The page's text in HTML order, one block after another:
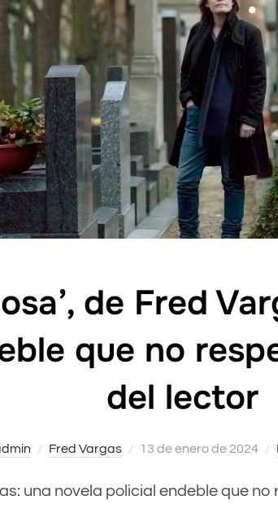
de Fred
que no
del lector
Fred Vargas
Publicado
13 de enero de 2024
una novela policial endeble que